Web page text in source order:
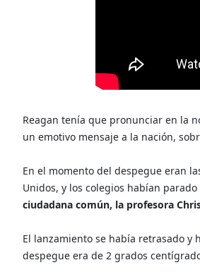
Reagan tenía que pronunciar en la
un emotivo mensaje a la nación,
En el momento del despegue eran
Unidos, y los colegios habían
ciudadana común, la profesora
El lanzamiento se había retrasado y
despegue era de 2 grados